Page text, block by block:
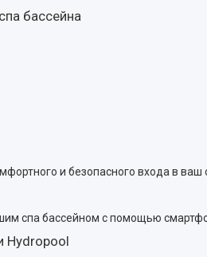
бассейна
и безопасного входа в ваш
спа бассейном с помощью
Hydropool